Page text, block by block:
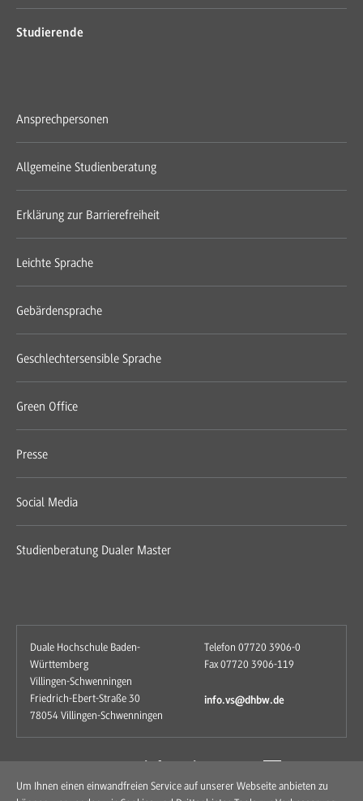
Studierende
Ansprechpersonen
Allgemeine Studienberatung
Erklärung zur Barrierefreiheit
Leichte Sprache
Gebärdensprache
Geschlechtersensible Sprache
Green Office
Presse
Social Media
Studienberatung Dualer Master
Duale Hochschule Baden-
Württemberg
Villingen-Schwenningen
Friedrich-Ebert-Straße 30
78054 Villingen-Schwenningen
Telefon 07720 3906-0
Fax 07720 3906-119
info.vs@dhbw.de
Um Ihnen einen einwandfreien Service auf unserer Webseite anbieten zu